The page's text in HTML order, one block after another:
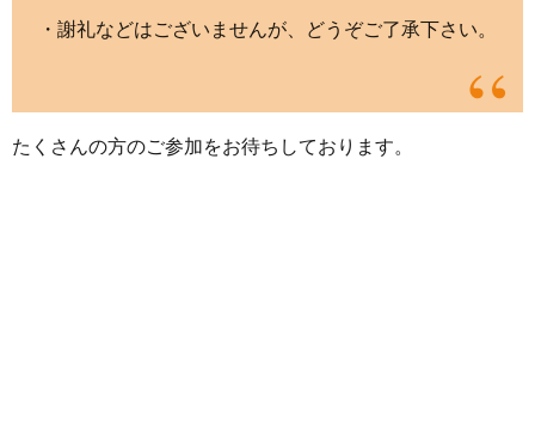
・謝礼などはございませんが、どうぞご了承下さい。
たくさんの方のご参加をお待ちしております。